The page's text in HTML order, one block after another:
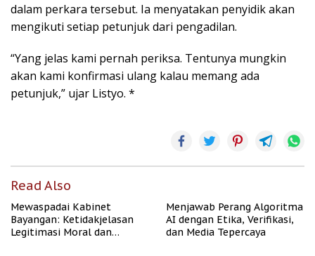
dalam perkara tersebut. Ia menyatakan penyidik akan
mengikuti setiap petunjuk dari pengadilan.
“Yang jelas kami pernah periksa. Tentunya mungkin
akan kami konfirmasi ulang kalau memang ada
petunjuk,” ujar Listyo. *
Read Also
Mewaspadai Kabinet
Bayangan: Ketidakjelasan
Legitimasi Moral dan
Menjawab Perang Algoritma
AI dengan Etika, Verifikasi,
dan Media Tepercaya